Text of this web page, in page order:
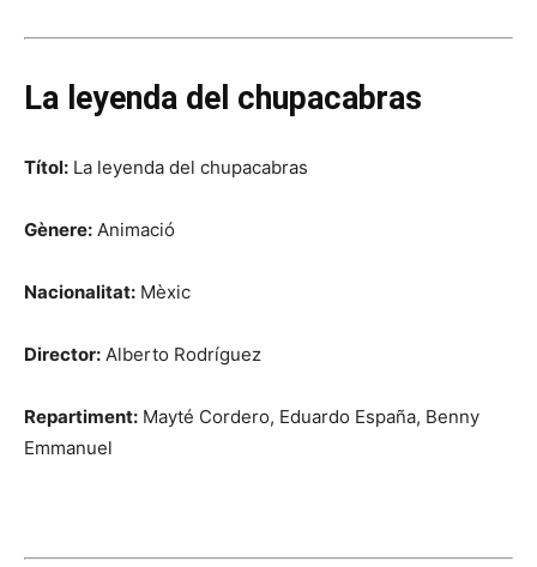
La leyenda del chupacabras
Títol: La leyenda del chupacabras
Gènere: Animació
Nacionalitat: Mèxic
Director: Alberto Rodríguez
Repartiment: Mayté Cordero, Eduardo España, Benny
Emmanuel